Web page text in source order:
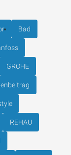
Bad
GROHE
REHAU